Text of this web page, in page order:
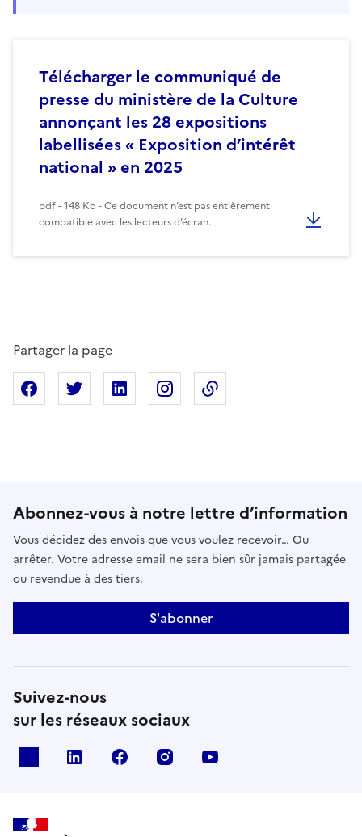
Télécharger le communiqué de
presse du ministère de la Culture
annonçant les 28 expositions
labellisées « Exposition d’intérêt
national » en 2025
pdf - 148 Ko - Ce document n’est pas entièrement
compatible avec les lecteurs d’écran.
Partager la page
Partager sur Facebook
Partager sur XPartager sur Linkedin
Partager sur Instagram
Abonnez-vous à notre lettre d’information
Vous décidez des envois que vous voulez recevoir… Ou
arrêter. Votre adresse email ne sera bien sûr jamais partagée
ou revendue à des tiers.
S'abonner
Suivez-nous
sur les réseaux sociaux
linkedin facebook instagram